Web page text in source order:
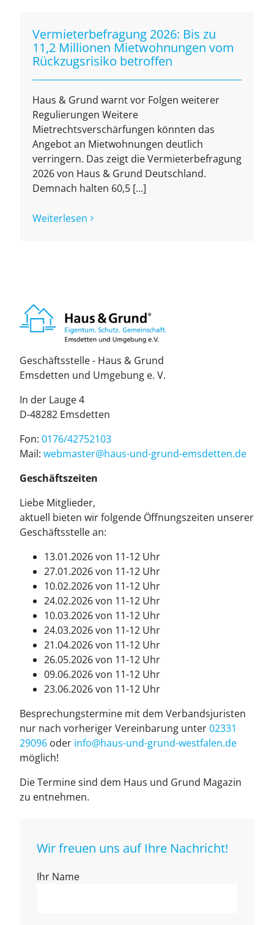
Vermieterbefragung 2026: Bis zu
11,2 Millionen Mietwohnungen vom
Rückzugsrisiko betroffen
Haus & Grund warnt vor Folgen weiterer
Regulierungen Weitere
Mietrechtsverschärfungen könnten das
Angebot an Mietwohnungen deutlich
verringern. Das zeigt die Vermieterbefragung
2026 von Haus & Grund Deutschland.
Demnach halten 60,5 [...]
Weiterlesen
Geschäftsstelle - Haus & Grund
Emsdetten und Umgebung e. V.
In der Lauge 4
D-48282 Emsdetten
Fon: 0176/42752103
Mail: web­mas­ter@haus-und-grund-ems­det­ten.de
Geschäftszeiten
Liebe Mitglieder,
aktuell bieten wir folgende Öffnungszeiten unserer
Geschäftsstelle an:
13.01.2026 von 11-12 Uhr
27.01.2026 von 11-12 Uhr
10.02.2026 von 11-12 Uhr
24.02.2026 von 11-12 Uhr
10.03.2026 von 11-12 Uhr
24.03.2026 von 11-12 Uhr
21.04.2026 von 11-12 Uhr
26.05.2026 von 11-12 Uhr
09.06.2026 von 11-12 Uhr
23.06.2026 von 11-12 Uhr
Besprechungstermine mit dem Verbandsjuristen
nur nach vorheriger Vereinbarung unter02331
29096oder info@haus-und-grund-west­fa­len.de
möglich!
Die Termine sind dem Haus und Grund Magazin
zu entnehmen.
Wir freuen uns auf Ihre Nachricht!
Ihr Name